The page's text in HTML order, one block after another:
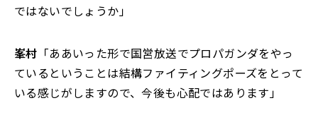
ではないでしょうか」
峯村 「ああいった形で国営放送でプロパガンダをやっ
ているということは結構ファイティングポーズをとって
いる感じがしますので、今後も心配ではあります」